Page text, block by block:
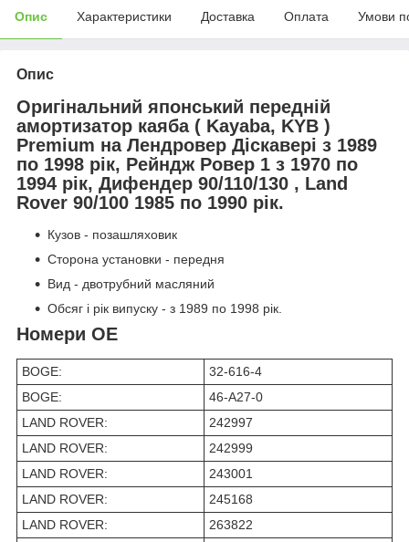
Опис Характеристики Доставка Оплата Умови
Опис
Оригінальний японський передній
амортизатор каяба ( Kayaba, KYB )
Premium на Лендровер Діскавері з 1989
по 1998 рік, Рейндж Ровер 1 з 1970 по
1994 рік, Дифендер 90/110/130 , Land
Rover 90/100 1985 по 1990 рік.
Кузов - позашляховик
Сторона установки - передня
Вид - двотрубний масляний
Обсяг і рік випуску - з 1989 по 1998 рік.
Номери OE
BOGE:
32-616-4
BOGE:
46-A27-0
LAND ROVER:
242997
LAND ROVER:
242999
LAND ROVER:
243001
LAND ROVER:
245168
LAND ROVER:
263822